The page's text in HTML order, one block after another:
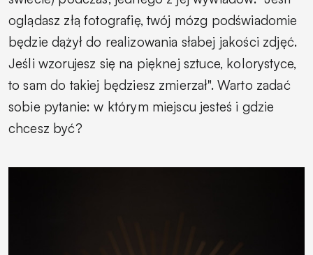
oglądasz złą fotografię, twój mózg podświadomie
będzie dążył do realizowania słabej jakości zdjęć.
Jeśli wzorujesz się na pięknej sztuce, kolorystyce,
to sam do takiej będziesz zmierzał". Warto zadać
sobie pytanie: w którym miejscu jesteś i gdzie
chcesz być?